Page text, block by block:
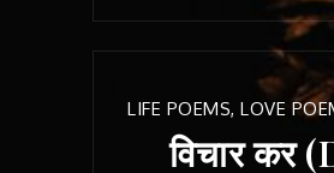
LIFE POEMS,LOVE
विचार कर